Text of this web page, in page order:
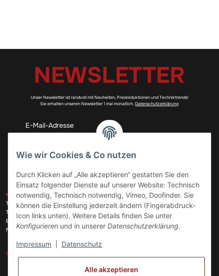
NEWSLETTER
Unser Newsletter ist randvoll mit Neuheiten, Preisreduktionen und Techniktrends!
Sie erhalten unseren Newsletter 1 mal monatlich.Datenschutzerklärung
Abonnieren
KONTAKT
Telefon:+49 (0)6074 816 08 0
Telefax:
+49 (0)6074 215 08 60
E-Mail:
info@meinhausgeraetedoc.de
Max Planck Str. 6 c, 63322 Rödermark
GESETZLICHE INFORMATIONEN
ZAHLUNGSARTEN
VERSANDARTEN
Wie wir Cookies & Co nutzen
Durch Klicken auf „Alle akzeptieren“ gestatten Sie den
Einsatz folgender Dienste auf unserer Website: Technisch
notwendig, Technisch notwendig, Vimeo, Doofinder. Sie
können die Einstellung jederzeit ändern (Fingerabdruck-
Icon links unten). Weitere Details finden Sie unter
Konfigurieren und in unserer Datenschutzerklärung.
Impressum Datenschutz
Alle akzeptieren